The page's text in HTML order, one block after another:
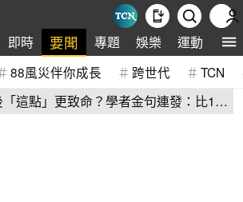
即時 要聞 專題 娛樂 運動 全
88風災伴你成長 跨世代 TCN
這點」更致命？學者金句連發：比10